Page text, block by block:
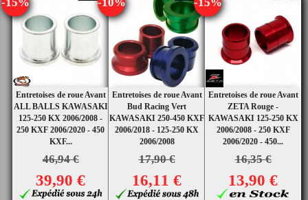
Entretoises de roue Avant
ALL BALLS KAWASAKI
125-250 KX 2006/2008 -
250 KXF 2006/2020 - 450
KXF...
46,94 €
39,90 €
Entretoises de roue Avant
Bud Racing Vert
KAWASAKI 250-450 KXF
2006/2018 - 125-250 KX
2006/2008
17,90 €
16,11 €
Entretoises de roue Avant
ZETA Rouge -
KAWASAKI 125-250 KX
2006/2008 - 250 KXF
2006/2020 - 450...
16,35 €
13,90 €